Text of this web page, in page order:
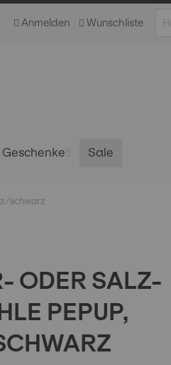
Anmelden Wunschliste
Geschenke Sale
schwarz
ODER SALZ-
PEPUP,